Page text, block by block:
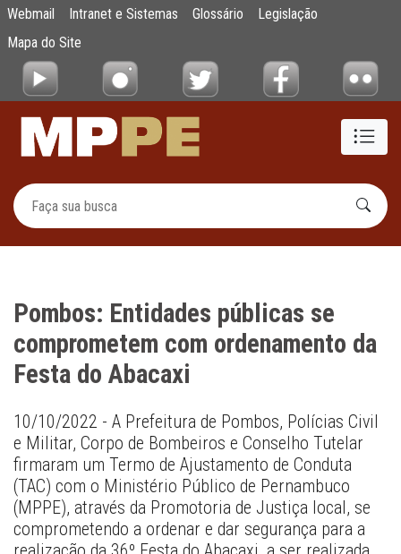
Pular para o Conteúdo principal
Pombos: Entidades públicas se
Webmail Intranet e Sistemas Glossário
Legislação
Mapa do Site
Pombos: Entidades públicas se
comprometem com ordenamento da
Festa do Abacaxi
10/10/2022 - A Prefeitura de Pombos, Polícias Civil
e Militar, Corpo de Bombeiros e Conselho Tutelar
firmaram um Termo de Ajustamento de Conduta
(TAC) com o Ministério Público de Pernambuco
(MPPE), através da Promotoria de Justiça local, se
comprometendo a ordenar e dar segurança para a